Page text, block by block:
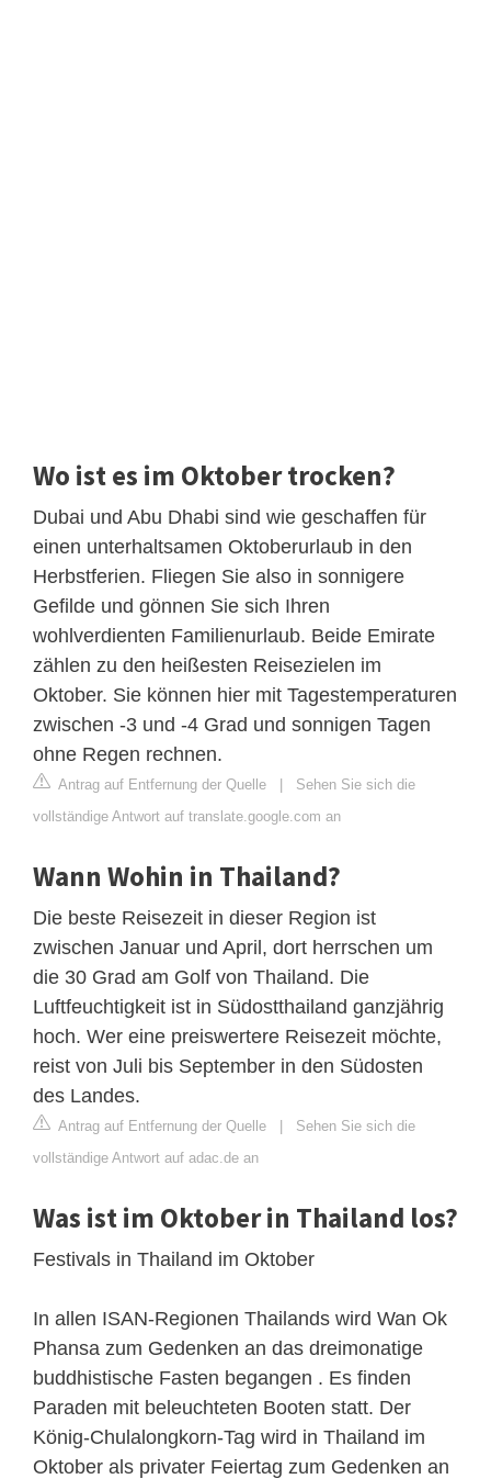
Wo ist es im Oktober trocken?
Dubai und Abu Dhabi sind wie geschaffen für
einen unterhaltsamen Oktoberurlaub in den
Herbstferien. Fliegen Sie also in sonnigere
Gefilde und gönnen Sie sich Ihren
wohlverdienten Familienurlaub. Beide Emirate
zählen zu den heißesten Reisezielen im
Oktober. Sie können hier mit Tagestemperaturen
zwischen -3 und -4 Grad und sonnigen Tagen
ohne Regen rechnen.
Antrag auf Entfernung der Quelle | Sehen Sie sich die
vollständige Antwort auf translate.google.com an
Wann Wohin in Thailand?
Die beste Reisezeit in dieser Region ist
zwischen Januar und April, dort herrschen um
die 30 Grad am Golf von Thailand. Die
Luftfeuchtigkeit ist in Südostthailand ganzjährig
hoch. Wer eine preiswertere Reisezeit möchte,
reist von Juli bis September in den Südosten
des Landes.
Antrag auf Entfernung der Quelle | Sehen Sie sich die
vollständige Antwort auf adac.de an
Was ist im Oktober in Thailand los?
Festivals in Thailand im Oktober
In allen ISAN-Regionen Thailands wird Wan Ok
Phansa zum Gedenken an das dreimonatige
buddhistische Fasten begangen . Es finden
Paraden mit beleuchteten Booten statt. Der
König-Chulalongkorn-Tag wird in Thailand im
Oktober als privater Feiertag zum Gedenken an